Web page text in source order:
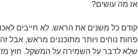
אז מה עושים?
קודם כל משנים את הראש. לא חייבים
פחות נוחים ויותר מתוכננים מראש, אבל
שלא לדבר על השמירה על המשקל. חוץ